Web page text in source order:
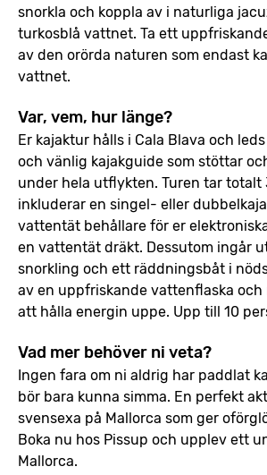
snorkla och koppla av i naturliga
turkosblå vattnet. Ta ett
av den orörda naturen som endast
vattnet.
Var, vem, hur länge?
Er kajaktur hålls i Cala Blava och
och vänlig kajakguide som stöttar
under hela utflykten. Turen tar totalt
inkluderar en singel- eller
vattentät behållare för er
en vattentät dräkt. Dessutom ingår
snorkling och ett räddningsbåt i
av en uppfriskande vattenflaska och
att hålla energin uppe. Upp till 10
Vad mer behöver ni veta?
Ingen fara om ni aldrig har paddlat
bör bara kunna simma. En perfekt
svensexa på Mallorca som ger
Boka nu hos Pissup och upplev ett
Mallorca.